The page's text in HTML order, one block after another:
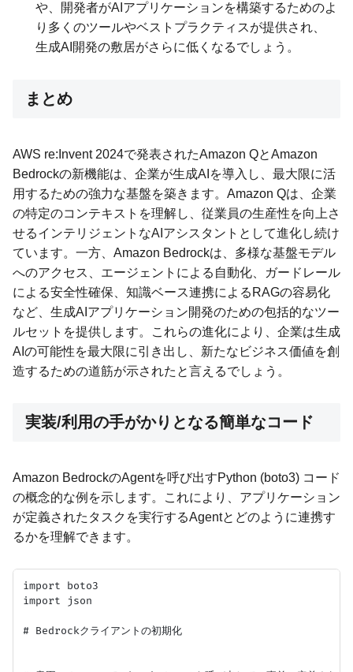
や、開発者がAIアプリケーションを構築するためのよ
り多くのツールやベストプラクティスが提供され、
生成AI開発の敷居がさらに低くなるでしょう。
まとめ
AWS re:Invent 2024で発表されたAmazon QとAmazon
Bedrockの新機能は、企業が生成AIを導入し、最大限に活
用するための強力な基盤を築きます。Amazon Qは、企業
の特定のコンテキストを理解し、従業員の生産性を向上さ
せるインテリジェントなAIアシスタントとして進化し続け
ています。一方、Amazon Bedrockは、多様な基盤モデル
へのアクセス、エージェントによる自動化、ガードレール
による安全性確保、知識ベース連携によるRAGの容易化
など、生成AIアプリケーション開発のための包括的なツー
ルセットを提供します。これらの進化により、企業は生成
AIの可能性を最大限に引き出し、新たなビジネス価値を創
造するための道筋が示されたと言えるでしょう。
実装/利用の手がかりとなる簡単なコード
Amazon BedrockのAgentを呼び出すPython (boto3) コード
の概念的な例を示します。これにより、アプリケーション
が定義されたタスクを実行するAgentとどのように連携す
るかを理解できます。
import boto3
import json
# Bedrockクライアントの初期化